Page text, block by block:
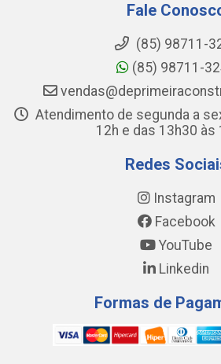
Fale
(85) 98711-
(85) 98711-
Atendimento de segunda a
12h e das 13h30 às
Redes
Instagram
Facebook
YouTube
Linkedin
Formas de